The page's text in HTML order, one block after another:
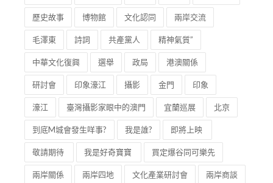
歷史故事 博物館 文化認同 兩岸交流
毛澤東 詩詞 共產黨人 精神氣質”
中華文化復興 選舉 政局 港澳關係
研討會 印象濠江 攝影 金門 印象
濠江 臺灣攝影家眼中的澳門 宜蘭巡展 北京
到底M城會發生咩事? 我是誰? 即將上映
敬請期待 我是好奇寶寶 買定爆谷同可樂先
兩岸關係 兩岸四地 文化產業研討會 兩岸商談